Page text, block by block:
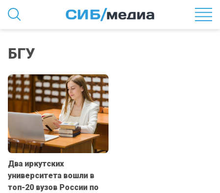
БГУ
Два иркутских
университета вошли в
топ-20 вузов России по